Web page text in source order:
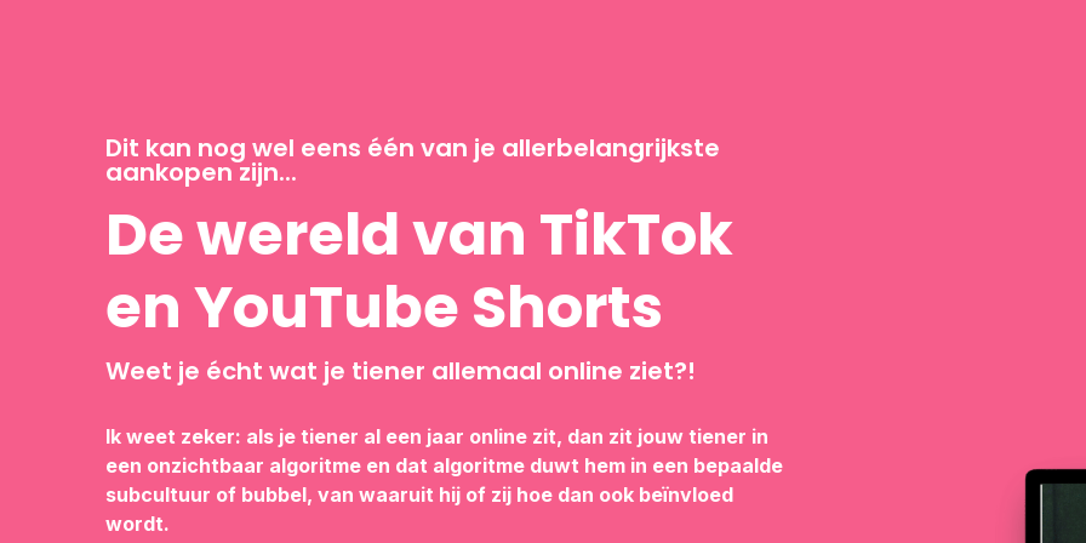
Dit kan nog wel eens één van je allerbelangrijkste
aankopen zijn...
De wereld van TikTok
en YouTube Shorts
Weet je écht wat je tiener allemaal online ziet?!
Ik weet zeker: als je tiener al een jaar online zit, dan zit jouw tiener in
een onzichtbaar algoritme en dat algoritme duwt hem in een bepaalde
subcultuur of bubbel, van waaruit hij of zij hoe dan ook beïnvloed
wordt.